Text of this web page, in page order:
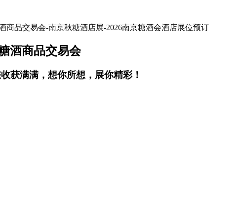
酒商品交易会
获满满，想你所想，展你精彩！